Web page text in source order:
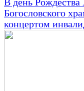
Богословского
концертом